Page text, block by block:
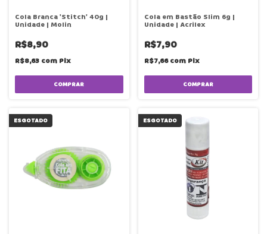
Cola Branca 'Stitch' 40g |
Unidade | Molin
R$8,90
R$8,63 com Pix
COMPRAR
Cola em Bastão Slim 6g |
Unidade | Acrilex
R$7,90
R$7,66com Pix
ESGOTADO ESGOTADO